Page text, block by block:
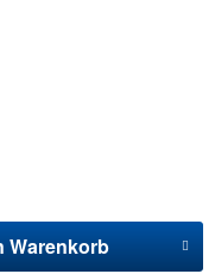
Warenkorb